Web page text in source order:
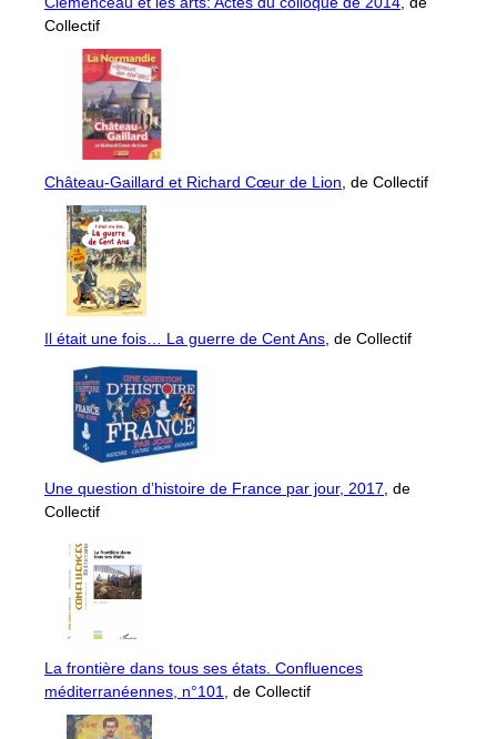
Collectif
Château-Gaillard et Richard Cœur de Lion , de Collectif
Il était une fois… La guerre de Cent Ans , de Collectif
Une question d’histoire de France par jour, 2017 , de
Collectif
La frontière dans tous ses états. Confluences
méditerranéennes, n°101
, de Collectif